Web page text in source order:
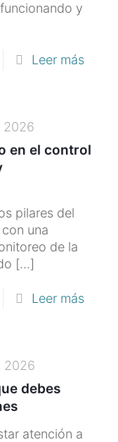
y
Leer más
2026
en el control
pilares del
una
de la
[…]
Leer más
2026
debes
atención a